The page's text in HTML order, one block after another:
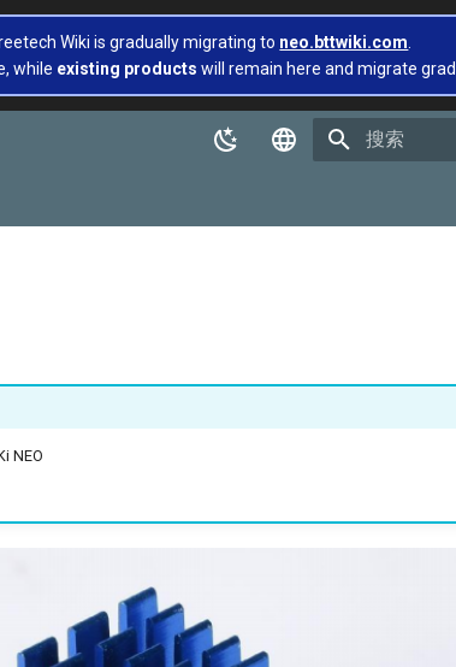
Wiki is gradually migrating to neo.bttwiki.com
while existing products will remain here and migrate
NEO